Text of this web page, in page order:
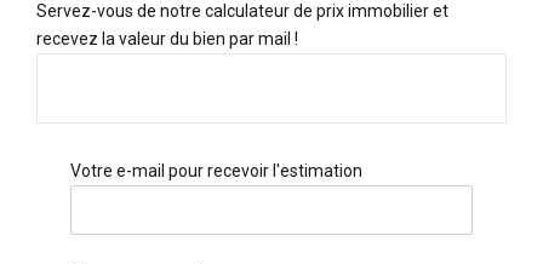
Servez-vous de notre calculateur de prix immobilier et
recevez la valeur du bien par mail !
Votre e-mail pour recevoir l'estimation